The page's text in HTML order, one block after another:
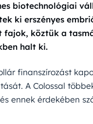
biotechnológiai
ki erszényes
köztük a
halt ki.
finanszírozást
A Colossal
ennek érdekében